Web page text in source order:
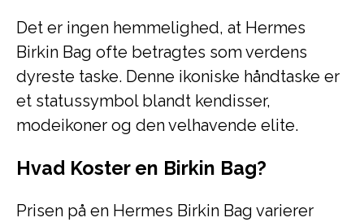
Det er ingen hemmelighed, at Hermes
Birkin Bag ofte betragtes som verdens
dyreste taske. Denne ikoniske håndtaske er
et statussymbol blandt kendisser,
modeikoner og den velhavende elite.
Hvad Koster en Birkin Bag?
Prisen på en Hermes Birkin Bag varierer